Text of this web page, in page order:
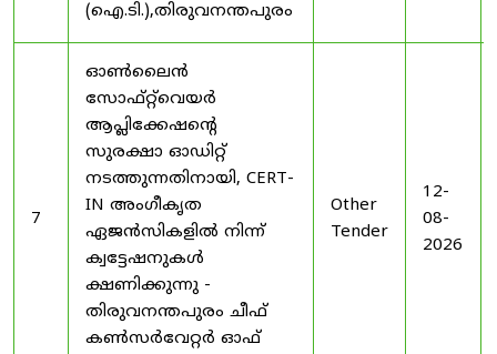
(ഐ.ടി.),തിരുവനന്തപുരം
7
ഓൺലൈൻ
സോഫ്റ്റ്‌വെയർ
ആപ്ലിക്കേഷന്റെ
സുരക്ഷാ ഓഡിറ്റ്
നടത്തുന്നതിനായി, CERT-
IN അംഗീകൃത
ഏജൻസികളിൽ നിന്ന്
ക്വട്ടേഷനുകൾ
ക്ഷണിക്കുന്നു -
തിരുവനന്തപുരം ചീഫ്
കൺസർവേറ്റർ ഓഫ്
Other
Tender
12-
08-
2026